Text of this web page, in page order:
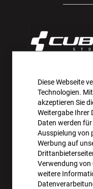
Diese Webseite
Technologien.
akzeptieren Sie
Weitergabe Ihrer
Daten werden
Ausspielung von
Werbung auf
Verwendung von
weitere
AKTIONEN UND
10€
**Angebot gültig